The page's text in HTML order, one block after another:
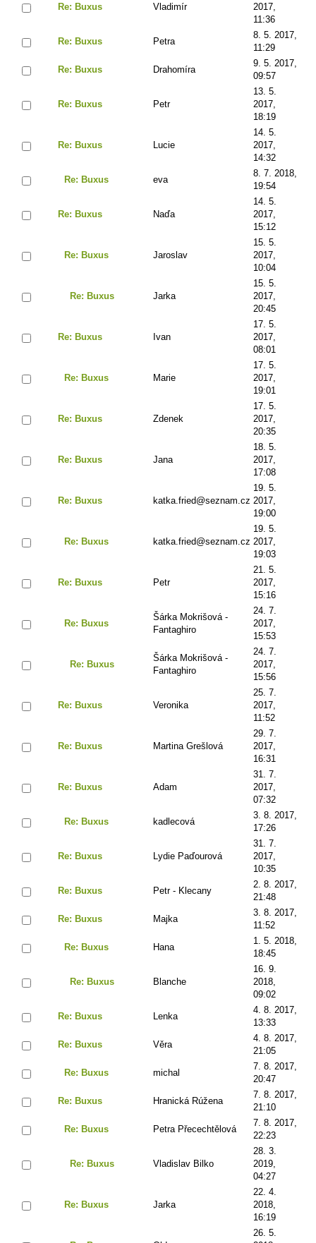
Re: Buxus Vladimír
2017,
11:36
Re: Buxus Petra
8. 5. 2017,
11:29
Re: Buxus Drahomíra
9. 5. 2017,
09:57
Re: Buxus Petr
13. 5.
2017,
18:19
Re: Buxus Lucie
14. 5.
2017,
14:32
Re: Buxus eva
8. 7. 2018,
19:54
Re: Buxus Naďa
14. 5.
2017,
15:12
Re: Buxus Jaroslav
15. 5.
2017,
10:04
Re: Buxus Jarka
15. 5.
2017,
20:45
Re: Buxus Ivan
17. 5.
2017,
08:01
Re: Buxus Marie
17. 5.
2017,
19:01
Re: Buxus Zdenek
17. 5.
2017,
20:35
Re: Buxus Jana
18. 5.
2017,
17:08
Re: Buxus katka.fried@seznam.cz
19. 5.
2017,
19:00
Re: Buxus katka.fried@seznam.cz
19. 5.
2017,
19:03
Re: Buxus Petr
21. 5.
2017,
15:16
Re: Buxus
Šárka Mokrišová -
Fantaghiro
24. 7.
2017,
15:53
Re: Buxus
Šárka Mokrišová -
Fantaghiro
24. 7.
2017,
15:56
Re: Buxus Veronika
25. 7.
2017,
11:52
Re: Buxus Martina Grešlová
29. 7.
2017,
16:31
Re: Buxus Adam
31. 7.
2017,
07:32
Re: Buxus kadlecová
3. 8. 2017,
17:26
Re: Buxus Lydie Paďourová
31. 7.
2017,
10:35
Re: Buxus Petr - Klecany
2. 8. 2017,
21:48
Re: Buxus Majka
3. 8. 2017,
11:52
Re: Buxus Hana
1. 5. 2018,
18:45
Re: Buxus Blanche
16. 9.
2018,
09:02
Re: Buxus Lenka
4. 8. 2017,
13:33
Re: Buxus Věra
4. 8. 2017,
21:05
Re: Buxus michal
7. 8. 2017,
20:47
Re: Buxus Hranická Rúžena
7. 8. 2017,
21:10
Re: Buxus Petra Přecechtělová
7. 8. 2017,
22:23
Re: Buxus Vladislav Bilko
28. 3.
2019,
04:27
Re: Buxus Jarka
22. 4.
2018,
16:19
26. 5.